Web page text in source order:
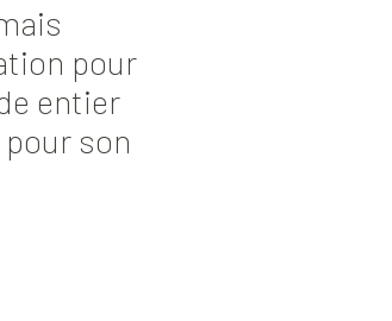
pour
entier
son